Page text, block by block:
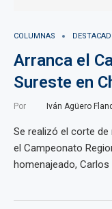
COLUMNAS
Arranca el
Sureste en
Por Iván Agüero
Se realizó el corte
el Campeonato
homenajeado, Carlos